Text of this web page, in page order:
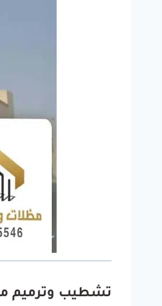
تشطيب وترميم